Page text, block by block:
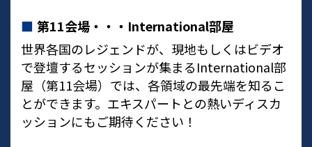
■ 第11会場・・・International部屋
世界各国のレジェンドが、現地もしくはビデオ
で登壇するセッションが集まるInternational部
屋（第11会場）では、各領域の最先端を知るこ
とができます。エキスパートとの熱いディスカ
ッションにもご期待ください！